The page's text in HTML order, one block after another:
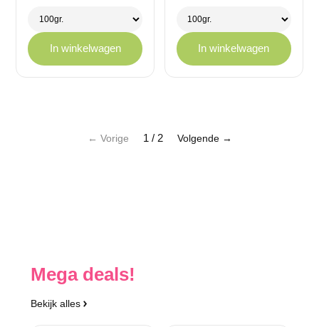
tot
€ 11,95
In winkelwagen
tot
€ 11,95
In winkelwagen
← Vorige 1 / 2 Volgende →
Mega deals!
Bekijk alles